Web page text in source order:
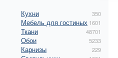
Кухни 350
Мебель для гостиных 1601
Ткани 48701
Обои 5233
Карнизы 229